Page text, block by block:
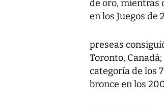
de oro, mientras
en los Juegos de
preseas
Toronto,
categoría de los
bronce en los